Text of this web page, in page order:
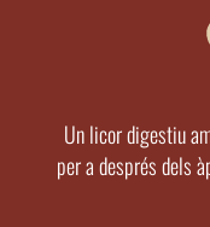
Un licor digestiu
per a després dels